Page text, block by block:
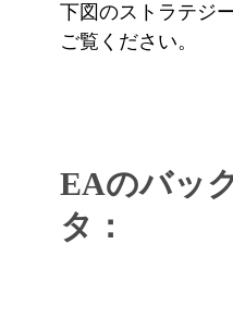
下図のストラテジ
ご覧ください。
EAのバッ
タ：